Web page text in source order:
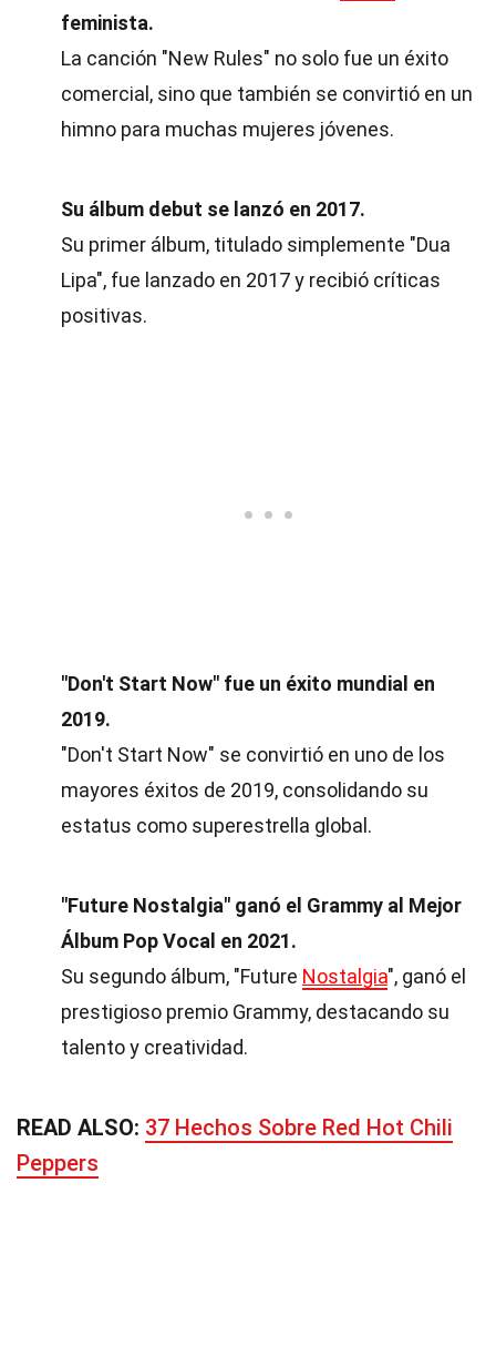
feminista.
La canción "New Rules" no solo fue un éxito
comercial, sino que también se convirtió en un
himno para muchas mujeres jóvenes.
Su álbum debut se lanzó en 2017.
Su primer álbum, titulado simplemente "Dua
Lipa", fue lanzado en 2017 y recibió críticas
positivas.
"Don't Start Now" fue un éxito mundial en
2019.
"Don't Start Now" se convirtió en uno de los
mayores éxitos de 2019, consolidando su
estatus como superestrella global.
"Future Nostalgia" ganó el Grammy al Mejor
Álbum Pop Vocal en 2021.
Su segundo álbum, "Future Nostalgia", ganó el
prestigioso premio Grammy, destacando su
talento y creatividad.
READ ALSO: 37 Hechos Sobre Red Hot Chili
Peppers